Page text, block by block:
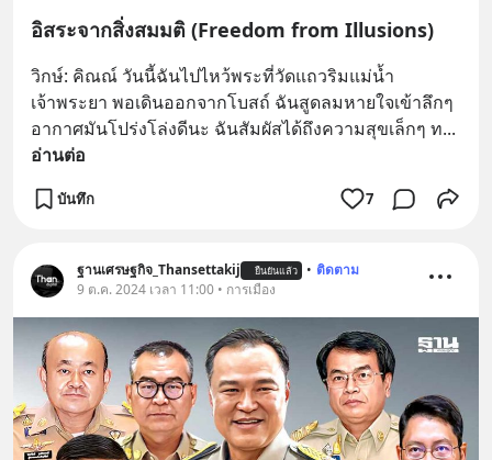
อิสระจากสิ่งสมมติ (Freedom from Illusions)
วิกษ์: คิณณ์ วันนี้ฉันไปไหว้พระที่วัดแถวริมแม่น้ำ
เจ้าพระยา พอเดินออกจากโบสถ์ ฉันสูดลมหายใจเข้าลึกๆ
อากาศมันโปร่งโล่งดีนะ ฉันสัมผัสได้ถึงความสุขเล็กๆ ท
อ่านต่อ
บันทึก 7
ฐานเศรษฐกิจ_Thansettakij ยืนยันแล้ว • ติดตาม
9 ต.ค. 2024 เวลา 11:00 • การเมือง